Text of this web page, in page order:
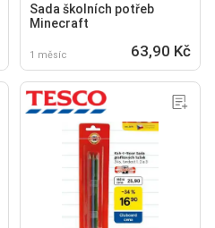
Sada školních potřeb
Minecraft
1 měsíc 63,90 Kč